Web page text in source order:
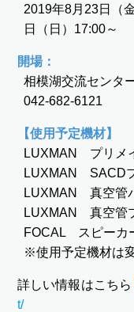
2019年8月23日（
日（日）17:00～
開場：
相模湖交流センタ
042-682-6121
【使用予定機材】
LUXMAN プリメ
LUXMAN SACD
LUXMAN 真空管
LUXMAN 真空管
FOCAL スピーカ
※使用予定機材は
詳しい情報はこちら
t/